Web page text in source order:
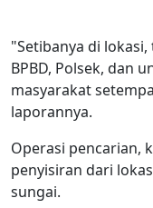
"Setibanya di
BPBD, Polsek, dan
masyarakat
laporannya.
Operasi pencarian,
penyisiran dari
sungai.